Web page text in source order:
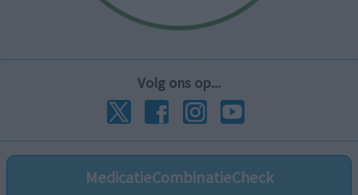
Volg ons op...
MedicatieCombinatieCheck